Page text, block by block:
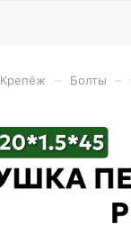
Крепёж Болты